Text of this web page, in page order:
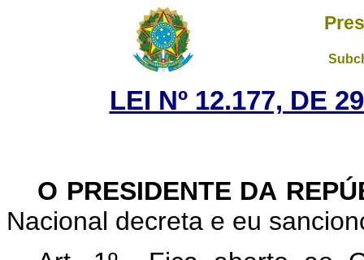
LEI Nº 12.177, DE
O PRESIDENTE DA
Nacional decreta e eu